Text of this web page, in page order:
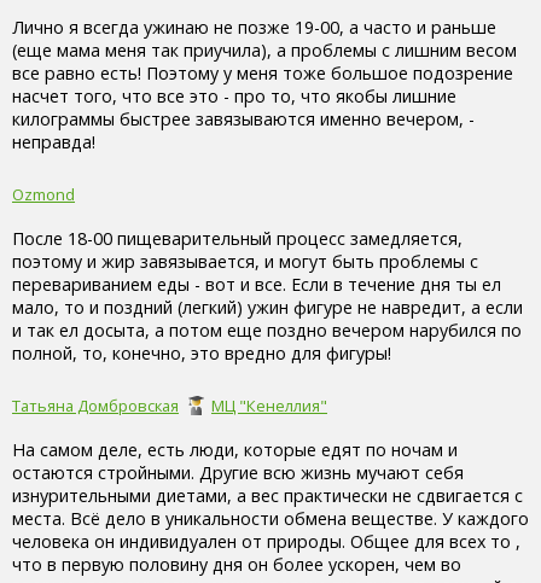
Лично я всегда ужинаю не позже 19-00, а часто и раньше
(еще мама меня так приучила), а проблемы с лишним весом
все равно есть! Поэтому у меня тоже большое подозрение
насчет того, что все это - про то, что якобы лишние
килограммы быстрее завязываются именно вечером, -
неправда!
Ozmond
После 18-00 пищеварительный процесс замедляется,
поэтому и жир завязывается, и могут быть проблемы с
перевариванием еды - вот и все. Если в течение дня ты ел
мало, то и поздний (легкий) ужин фигуре не навредит, а если
и так ел досыта, а потом еще поздно вечером нарубился по
полной, то, конечно, это вредно для фигуры!
Татьяна Домбровская МЦ "Кенеллия"
На самом деле, есть люди, которые едят по ночам и
остаются стройными. Другие всю жизнь мучают себя
изнурительными диетами, а вес практически не сдвигается с
места. Всё дело в уникальности обмена веществе. У каждого
человека он индивидуален от природы. Общее для всех то ,
что в первую половину дня он более ускорен, чем во